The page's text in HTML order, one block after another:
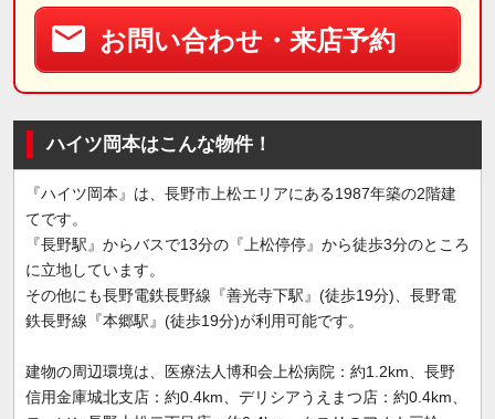
お問い合わせ・来店予約
ハイツ岡本はこんな物件！
『ハイツ岡本』は、長野市上松エリアにある1987年築の2階建
てです。
『長野駅』からバスで13分の『上松停停』から徒歩3分のところ
に立地しています。
その他にも長野電鉄長野線『善光寺下駅』(徒歩19分)、長野電
鉄長野線『本郷駅』(徒歩19分)が利用可能です。
建物の周辺環境は、医療法人博和会上松病院：約1.2km、長野
信用金庫城北支店：約0.4km、デリシアうえまつ店：約0.4km、